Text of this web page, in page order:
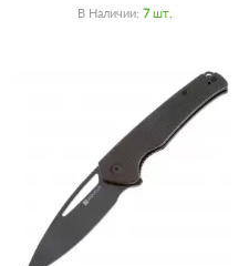
В Наличии: 7 Шт.